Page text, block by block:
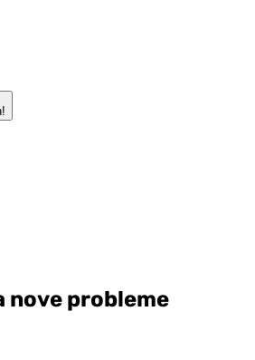
nove probleme